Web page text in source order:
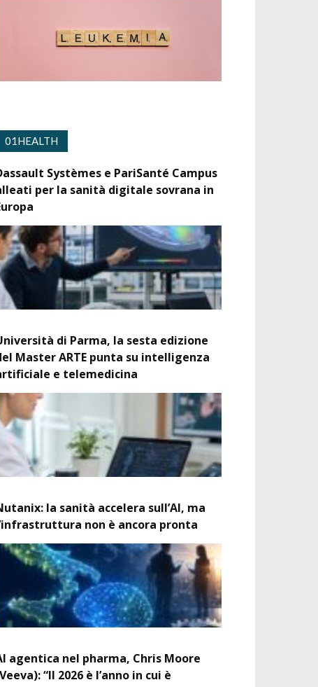
01HEALTH
Systèmes e PariSanté Campus
per la sanità digitale sovrana in
di Parma, la sesta edizione
Master ARTE punta su intelligenza
e telemedicina
la sanità accelera sull’AI, ma
non è ancora pronta
agentica nel pharma, Chris Moore
“Il 2026 è l’anno in cui è